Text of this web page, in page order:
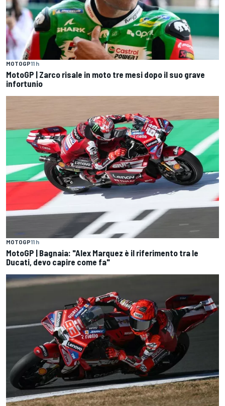
MOTOGP11 h
MotoGP | Zarco risale in moto tre mesi dopo il suo grave
infortunio
MOTOGP11 h
MotoGP | Bagnaia: "Alex Marquez è il riferimento tra le
Ducati, devo capire come fa"